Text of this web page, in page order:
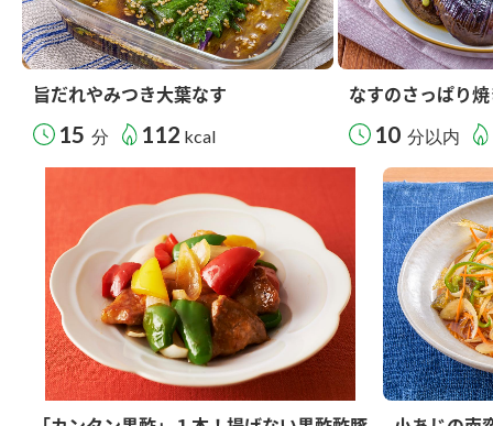
旨だれやみつき大葉なす
15 分 112 kcal
なすのさっぱり
10 分以内